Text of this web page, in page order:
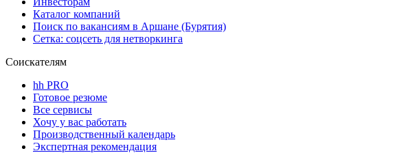
Каталог компаний
Поиск по вакансиям в Аршане (Бурятия)
Сетка: соцсеть для нетворкинга
Соискателям
hh PRO
Готовое резюме
Все сервисы
Хочу у вас работать
Производственный календарь
Экспертная рекомендация